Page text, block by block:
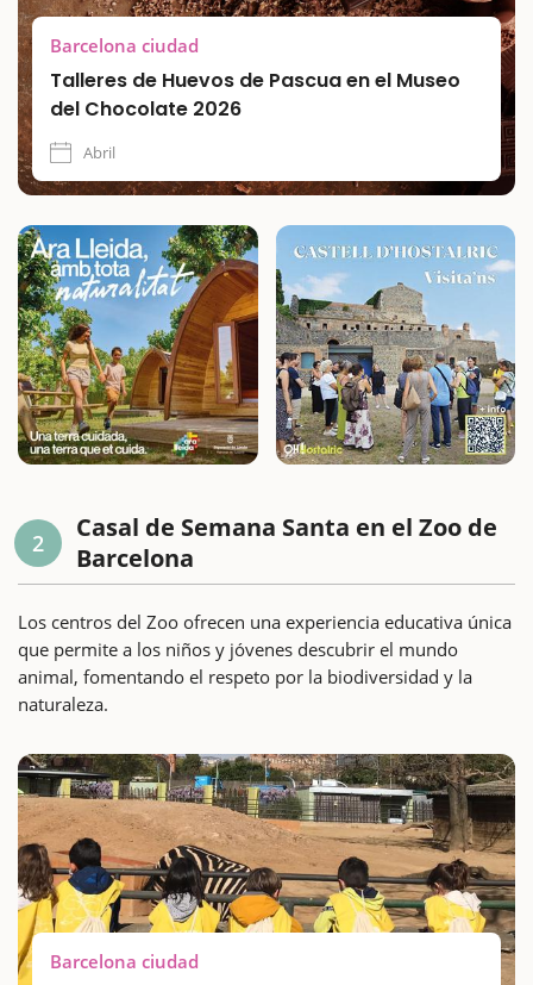
Barcelona ciudad
Talleres de Huevos de Pascua en el Museo
del Chocolate 2026
Abril
2
Casal de Semana Santa en el Zoo de
Barcelona
Los centros del Zoo ofrecen una experiencia educativa única
que permite a los niños y jóvenes descubrir el mundo
animal, fomentando el respeto por la biodiversidad y la
naturaleza.
Barcelona ciudad